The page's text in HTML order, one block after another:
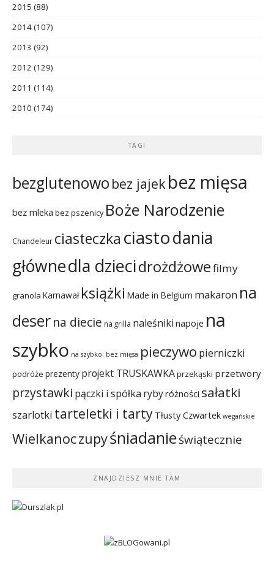
2015 (88)
2014(107)
2013 (92)
2012 (129)
2011 (114)
2010 (174)
TAGI
bezglutenowo bez jajekbez mięsa
bez mleka bez pszenicy Boże Narodzenie
Chandeleur ciasteczka ciastodania
głównedla dziecidrożdżowefilmy
granola Karnawał książki Made in Belgium makaron na
deserna diecie na grilla naleśniki napoje na
szybko na szybko; bez mięsa pieczywo pierniczki
podróże prezenty projekt TRUSKAWKAprzekąski przetwory
przystawki pączki i spółka rybyróżności sałatki
szarlotki tarteletki i tarty Tłusty Czwartek wegańskie
Wielkanoczupyśniadanieświątecznie
ZNAJDZIESZ MNIE TAM